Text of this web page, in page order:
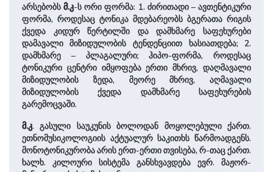
არსებობსმ.კ-ს ორი ფორმა: 1. ძირითადი – ავთენტიკური
ფორმა, როდესაც ტონიკა მდებარეობს ბგერათა რიგის
ქვედა კიდურ წერტილში და დამხმარე საფეხურები
დამავალი მიზიდულობის ტენდენციით ხასიათდება; 2.
დამხმარე – პლაგალური; ჰიპო-ფორმა, როდესაც
ტონიკური ცენტრი იმყოფება ერთი მხრივ, დაღმავალი
მიზიდულობის ზედა, მეორე მხრივ, აღმავალი
მიზიდულობის ქვედა დამხმარე საფეხურების
გარემოცვაში.
მ.კ. გასული საუკუნის ბოლოდან მოყოლებული ქართ.
ეთნომუსიკოლოგიის აქტუალურ საკითხს წარმოადგენს.
მონოტონიკურობა არის ერთ-ერთი თვისება, რ-თაც ქართ.
ხალხ. კილოური სისტემა განსხვავდება ევრ. მაჟორ-